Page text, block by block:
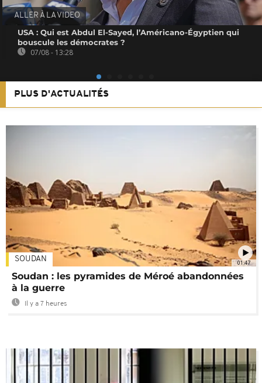
ALLER À LA VIDEO
USA : Qui est Abdul El-Sayed, l’Américano-Égyptien qui
bouscule les démocrates ?
07/08 - 13:28
PLUS D'ACTUALITÉS
01:47
SOUDAN
Soudan : les pyramides de Méroé abandonnées
à la guerre
Il y a 7 heures